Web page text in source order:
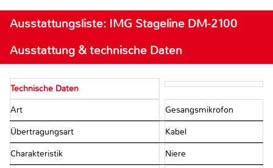
Ausstattungsliste: IMG Stageline DM-2100
Ausstattung & technische Daten
Technische Daten
Art Gesangsmikrofon
Übertragungsart Kabel
Charakteristik Niere